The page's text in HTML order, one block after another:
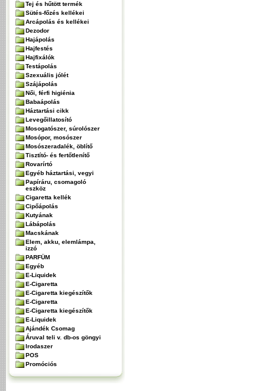
Tej és hűtött termék
Sütés-főzés kellékei
Arcápolás és kellékei
Dezodor
Hajápolás
Hajfestés
Hajfixálók
Testápolás
Szexuális jólét
Szájápolás
Női, férfi higiénia
Babaápolás
Háztartási cikk
Levegőillatosító
Mosogatószer, súrolószer
Mosópor, mosószer
Mosószeradalék, öblítő
Tisztító- és fertőtlenítő
Rovarírtó
Egyéb háztartási, vegyi
Papíráru, csomagoló
eszköz
Cigaretta kellék
Cipőápolás
Kutyának
Lábápolás
Macskának
Elem, akku, elemlámpa,
izzó
PARFÜM
Egyéb
E-Liquidek
E-Cigaretta
E-Cigaretta kiegészítők
E-Cigaretta
E-Cigaretta kiegészítők
E-Liquidek
Ajándék Csomag
Áruval teli v. db-os göngyi
Irodaszer
POS
Promóciós